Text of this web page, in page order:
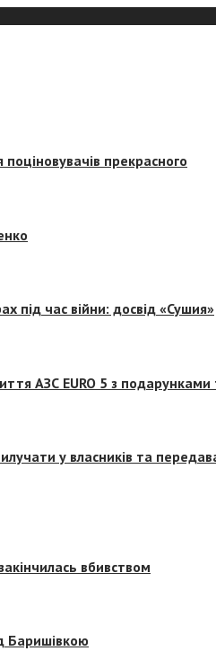
прекрасного
під час війни: досвід «Сушия»
АЗС EURO 5 з подарунками
у власників та
вбивством
Баришівкою